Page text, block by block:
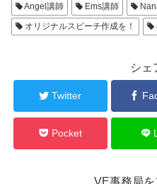
Angel講師 Ems講師
オリジナルスピーチ作成を！
シェ
Twitter
Pocket
VE事務局